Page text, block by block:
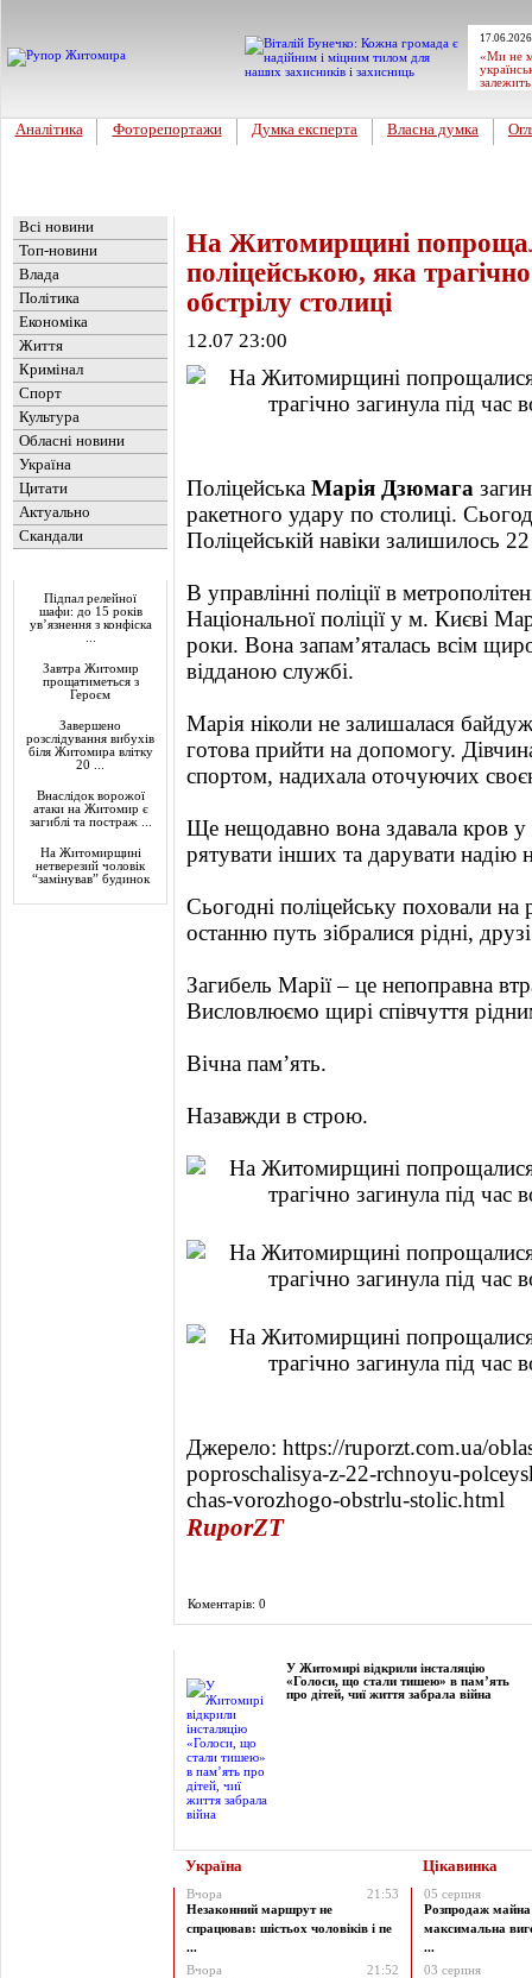
«Ми не
Аналітика Фоторепортажи Думка експерта Власна думка
Всі новини
Топ-новини
Влада
Політика
Економіка
Життя
Кримінал
Спорт
Культура
Обласні новини
Україна
Цитати
Актуально
Скандали
Підпал релейної
шафи: до 15 років
ув’язнення з конфіска
Завтра Житомир
прощатиметься з
Героєм
Завершено
розслідування вибухів
біля Житомира влітку
20 ...
Внаслідок ворожої
атаки на Житомир є
загиблі та постраж ...
На Житомирщині
нетверезий чоловік
“замінував” будинок
На Житомирщині
поліцейською, яка
обстрілу столиці
12.07 23:00
Поліцейська Марія Дзюмага
ракетного удару по столиці.
Поліцейській навіки залишилось
В управлінні поліції в
Національної поліції у м. Києві
роки. Вона запам’яталась всім
відданою службі.
Марія ніколи не залишалася
готова прийти на допомогу.
спортом, надихала оточуючих
Ще нещодавно вона здавала кров
рятувати інших та дарувати надію
Сьогодні поліцейську поховали
останню путь зібралися рідні,
Загибель Марії – це непоправна
Висловлюємо щирі співчуття
Вічна пам’ять.
Назавжди в строю.
Джерело: https://ruporzt.com.ua/
poproschalisya-z-22-rchnoyu-
chas-vorozhogo-obstrlu-stolic.html
RuporZT
Коментарів: 0
У Житомирі відкрили інсталяцію
«Голоси, що стали тишею» в пам’ять
про дітей, чиї життя забрала війна
Україна Цікавинка
Вчора
21:53
Незаконний маршрут не
спрацював: шістьох чоловіків і пе
...
Вчора
21:52
05 серпня
Розпродаж майна
максимальна
...
03 серпня